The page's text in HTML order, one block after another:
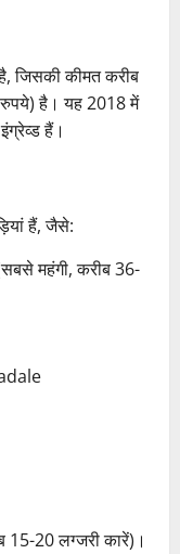
जिसकी कीमत करीब
है। यह 2018 में
हैं।
हैं, जैसे:
महंगी, करीब 36-
20 लग्जरी कारें)।